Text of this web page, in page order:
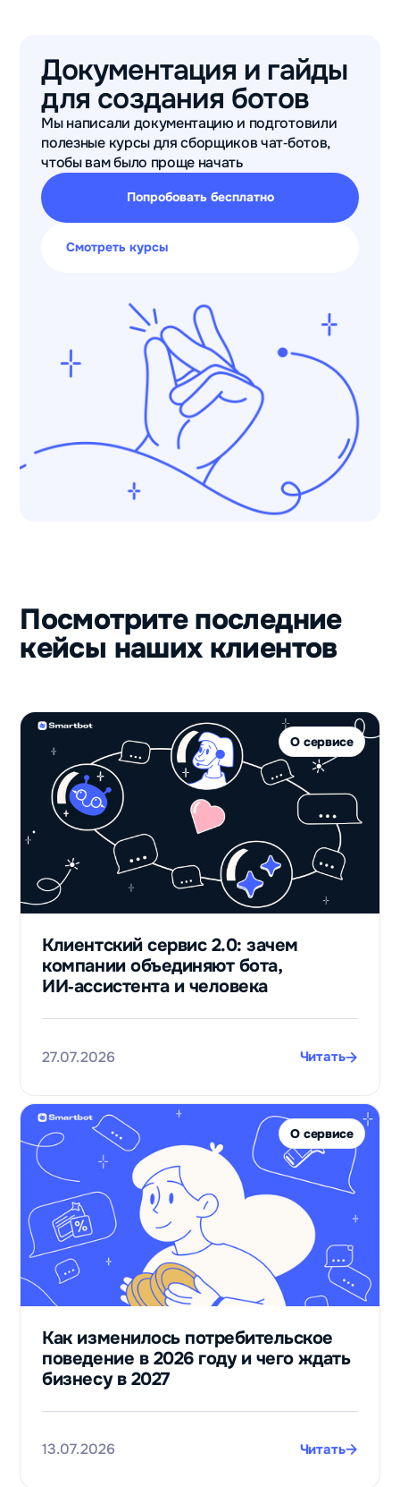
Документация и гайды
для создания ботов
Мы написали документацию и подготовили
полезные курсы для сборщиков чат‑ботов,
чтобы вам было проще начать
Попробовать бесплатно
Смотреть курсы
Посмотрите последние
кейсы наших клиентов
О сервисе
Клиентский сервис 2.0: зачем
компании объединяют бота,
ИИ‑ассистента и человека
27.07.2026 Читать
О сервисе
Как изменилось потребительское
поведение в 2026 году и чего ждать
бизнесу в 2027
13.07.2026 Читать